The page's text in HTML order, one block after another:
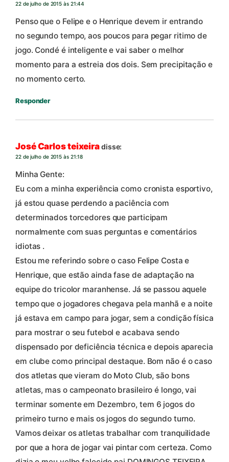
22 de julho de 2015 às 21:44
Penso que o Felipe e o Henrique devem ir entrando
no segundo tempo, aos poucos para pegar ritimo de
jogo. Condé é inteligente e vai saber o melhor
momento para a estreia dos dois. Sem precipitação e
no momento certo.
Responder
José Carlos teixeiradisse:
22 de julho de 2015 às 21:18
Minha Gente:
Eu com a minha experiência como cronista esportivo,
já estou quase perdendo a paciência com
determinados torcedores que participam
normalmente com suas perguntas e comentários
idiotas .
Estou me referindo sobre o caso Felipe Costa e
Henrique, que estão ainda fase de adaptação na
equipe do tricolor maranhense. Já se passou aquele
tempo que o jogadores chegava pela manhã e a noite
já estava em campo para jogar, sem a condição física
para mostrar o seu futebol e acabava sendo
dispensado por deficiência técnica e depois aparecia
em clube como principal destaque. Bom não é o caso
dos atletas que vieram do Moto Club, são bons
atletas, mas o campeonato brasileiro é longo, vai
terminar somente em Dezembro, tem 6 jogos do
primeiro turno e mais os jogos do segundo turno.
Vamos deixar os atletas trabalhar com tranquilidade
por que a hora de jogar vai pintar com certeza. Como